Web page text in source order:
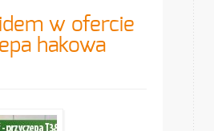
w ofercie
hakowa